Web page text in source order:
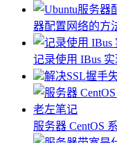
器配置网络的方
记录使用 IBus
解决SSL握手
服务器 ​CentOS